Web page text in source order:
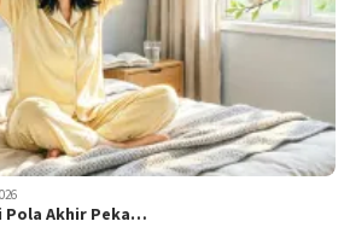
Pola Akhir Peka…